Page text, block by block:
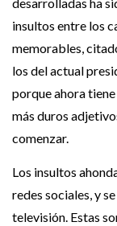
insultos entre los
memorables,
los del actual
porque ahora
más duros
comenzar.
Los insultos
redes sociales, y
televisión. Estas